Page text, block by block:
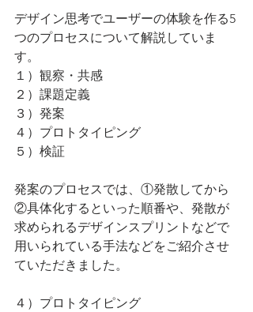
デザイン思考でユーザーの体験を作る5
つのプロセスについて解説していま
す。
１）観察・共感
２）課題定義
３）発案
４）プロトタイピング
５）検証
発案のプロセスでは、①発散してから
②具体化するといった順番や、発散が
求められるデザインスプリントなどで
用いられている手法などをご紹介させ
ていただきました。
４）プロトタイピング